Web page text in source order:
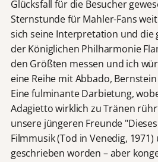
Glücksfall für die Besucher
Sternstunde für Mahler-Fans
sich seine Interpretation und die
der Königlichen Philharmonie
den Größten messen und ich
eine Reihe mit Abbado,
Eine fulminante Darbietung,
Adagietto wirklich zu Tränen
unsere jüngeren Freunde
Filmmusik (Tod in Venedig,
geschrieben worden – aber